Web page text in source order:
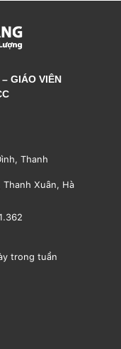
GIÁO VIÊN
Thanh
Xuân, Hà
trong tuần